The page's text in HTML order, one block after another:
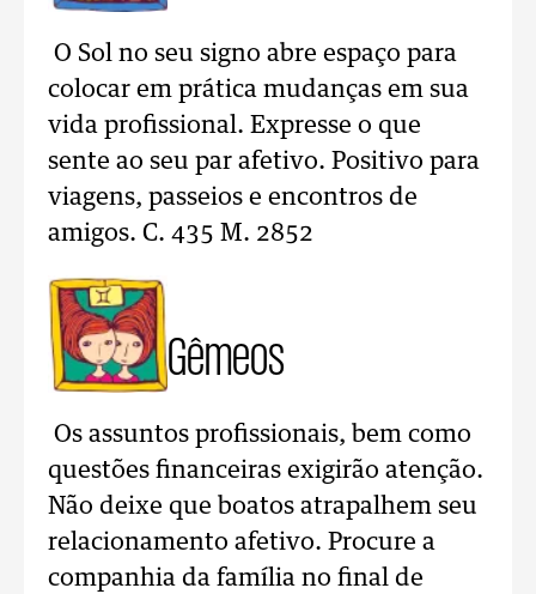
O Sol no seu signo abre espaço para
colocar em prática mudanças em sua
vida profissional. Expresse o que
sente ao seu par afetivo. Positivo para
viagens, passeios e encontros de
amigos. C. 435 M. 2852
Gêmeos
Os assuntos profissionais, bem como
questões financeiras exigirão atenção.
Não deixe que boatos atrapalhem seu
relacionamento afetivo. Procure a
companhia da família no final de